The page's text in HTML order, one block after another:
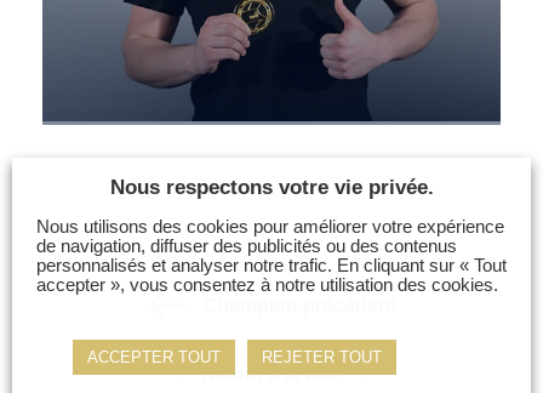
Questions fréquentes
Actualités
Espace presse
Espace membres
Retour à la liste
Nous respectons votre vie privée.
Nous utilisons des cookies pour améliorer votre expérience
de navigation, diffuser des publicités ou des contenus
personnalisés et analyser notre trafic. En cliquant sur « Tout
accepter », vous consentez à notre utilisation des cookies.
ACCEPTER TOUT REJETER TOUT